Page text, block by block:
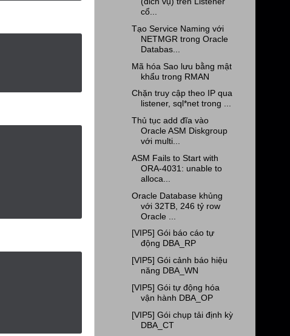
cổ...
Tạo Service Naming với
NETMGR trong Oracle
Databas...
Mã hóa Sao lưu bằng mật
khẩu trong RMAN
Chặn truy cập theo IP qua
listener, sql*net trong ...
Thủ tục add đĩa vào
Oracle ASM Diskgroup
với multi...
ASM Fails to Start with
ORA-4031: unable to
alloca...
Oracle Database khủng
với 32TB, 246 tỷ row
Oracle ...
[VIP5] Gói báo cáo tự
động DBA_RP
[VIP5] Gói cảnh báo hiệu
năng DBA_WN
[VIP5] Gói tự động hóa
vận hành DBA_OP
[VIP5] Gói chụp tải định kỳ
DBA_CT